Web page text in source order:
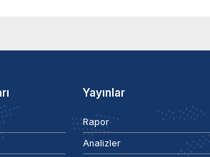
Yayınlar
Rapor
Analizler